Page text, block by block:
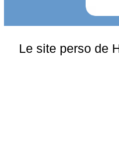
Le site perso de